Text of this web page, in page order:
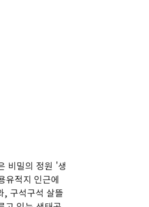
비밀의 정원 '생
유적지 인근에
, 구석구석 살뜰